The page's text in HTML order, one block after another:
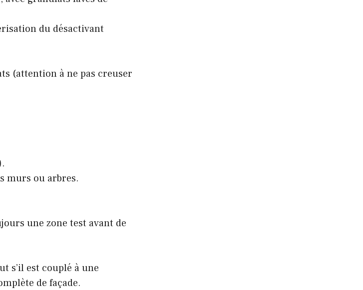
du désactivant
(attention à ne pas creuser
murs ou arbres.
une zone test avant de
s’il est couplé à une
de façade.